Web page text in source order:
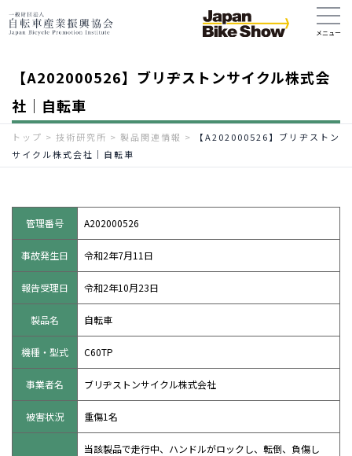
【A202000526】ブリヂストンサイクル株式会
社｜自転車
トップ > 技術研究所 > 製品関連情報 >
【A202000526】ブリヂストン
サイクル株式会社｜自転車
管理番号 A202000526
事故発生日 令和2年7月11日
報告受理日 令和2年10月23日
製品名 自転車
機種・型式 C60TP
事業者名 ブリヂストンサイクル株式会社
被害状況 重傷1名
当該製品で走行中、ハンドルがロックし、転倒、負傷し